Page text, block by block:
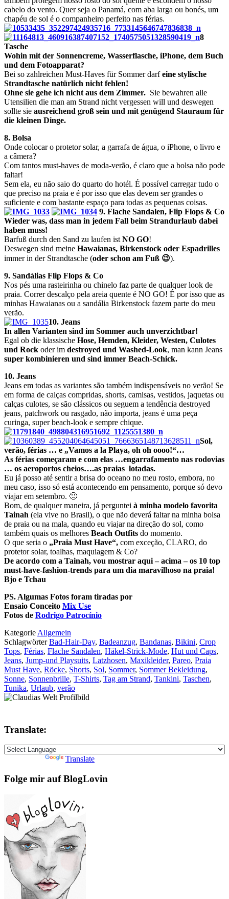
cabelo do vento. Quer seja o Panamá, com aba larga ou bonés, um
chapéu de sol é o companheiro perfeito nas férias.
8
Tasche
Wohin mit der Sonnencreme, Wasserflasche, iPhone, dem Buch
und dem Fotoapparat?
Bei so zahlreichen Must-Haves für Sommer darfeine stylische
Strandtasche natürlich nicht fehlen!
Ohne sie gehe ich nicht aus dem Zimmer. Sie bewahren alle
Utensilien die man am Strand nicht vergessen will und deswegen
sollte sie ausreichend groß sein und mit genügend Stauraum für
die kleinen Dinge.
8. Bolsa
Onde colocar o protetor solar, a garrafa de água, o iPhone, o livro e
a câmera?
Com tantos must-haves de moda-verão, é claro que a bolsa não pode
faltar!
Sem ela, eu não saio do quarto do hotél. É possível carregar tudo o
que preciso na praia e é por isso que elas devem ser grandes o
suficiente e com bastante espaço para todas as pequenas coisas.
9. Flache Sandalen, Flip Flops & Co
Wieder was, dass man in jedem Fall beim Strandurlaub dabei
haben muss!
Barfuß durch den Sand zu laufen ist NO GO!
Deswegen sind meine Hawaianas, Birkenstock oder Espadrilles
immer in der Strandtasche (oder schon am Fuß 😉).
9. Sandálias Flip Flops & Co
Nos pés uma rasteirinha ou chinelo faz parte de qualquer look de
praia. Correr descalço pela areia quente é NO GO! É por isso que as
minhas Hawaianas ou a sandália Birkenstock fazem parte do meu
verão.
10. Jeans
In allen Varianten sind im Sommer auch unverzichtbar!
Egal ob die klassische Hose, Hemden, Kleider, Westen, Culotes
und Rock oder im destroyed und Washed-Look, man kann Jeans
super kombinieren und sind immer Beach-Schick.
10. Jeans
Jeans em todas as variantes são também indispensáveis no verão! Se
em forma de calças compridas, shorts, camisas, vestidos, jaquetas ou
calças culotes, se são clássicos ou seguem a tendência destroyed
jeans patchwork ou rasgado, não importa, jeans é uma peça
curinga, super beach-look e sempre chique.
Sol,
verão, férias … e „Vamos a la Playa, oh oh oooo!“…
As férias começaram e com elas …engarrafamento nas rodovias
… os aeroportos cheios….as praias lotadas.
Eu já posso até sentir a brisa do oceano no meu rosto, embora, no
meu caso, isso só está acontecendo em pensamento, porque só devo
viajar em setembro. 🙁
Bom, de qualquer maneira, já perguntei à minha modelo favorita
Tainah (ela vive no Brasil), o que não deverá faltar na minha bolsa
de praia ou na mala, quando eu viajar na direção do sol, como
também quais os melhores Beach Outfits do momento.
O que seria o „Praia Must Have“, com exceção, CLARO, do
protetor solar, toalhas, maquiagem & Co?
De acordo com a Tainah, vou mostrar aqui – acima – os 10 top
must-have-fashion-trends para um dia maravilhoso na praia!
Bjo e Tchau
PS. Algumas Fotos foram tiradas por
Ensaio Conceito Mix Use
Fotos de Rodrigo Patrocínio
Kategorie Allgemein
SchlagwörterBad-Hair-Day, Badeanzug, Bandanas, Bikini, Crop
Tops, Férias, Flache Sandalen, Häkel-Strick-Mode, Hut und Caps,
Jeans, Jump-und Playsuits, Latzhosen, Maxikleider, Pareo, Praia
Must Have, Röcke, Shorts, Sol, Sommer, Sommer Bekleidung,
Sonne, Sonnenbrille, T-Shirts, Tag am Strand, Tankini, Taschen,
Tunika, Urlaub, verão
Translate:
Translate
Folge mir auf BlogLovin